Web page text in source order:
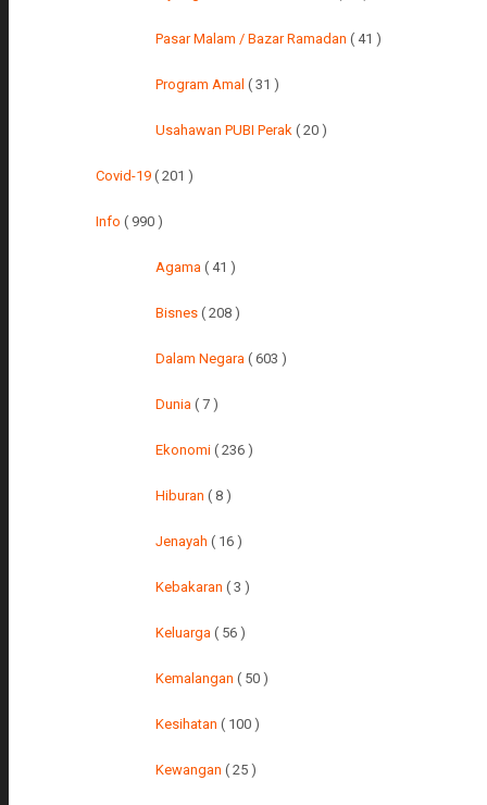
Pasar Malam / Bazar Ramadan ( 41 )
Program Amal ( 31 )
Usahawan PUBI Perak ( 20 )
Covid-19 ( 201 )
Info ( 990 )
Agama ( 41 )
Bisnes ( 208 )
Dalam Negara ( 603 )
Dunia ( 7 )
Ekonomi ( 236 )
Hiburan ( 8 )
Jenayah ( 16 )
Kebakaran ( 3 )
Keluarga ( 56 )
Kemalangan ( 50 )
Kesihatan ( 100 )
Kewangan ( 25 )